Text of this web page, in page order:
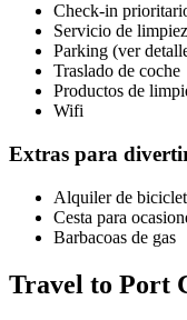
Check-in
Servicio de
Parking (ver
Traslado de coche
Productos de
Wifi
Extras para
Alquiler de
Cesta para
Barbacoas de gas
Travel to Port